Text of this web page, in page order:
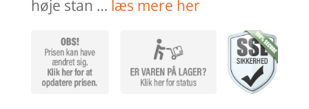
høje stan … læs mere her